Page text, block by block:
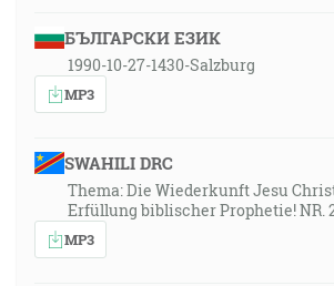
БЪЛГАРСКИ ЕЗИК
1990-10-27-1430-Salzburg
MP3
SWAHILI DRC
Thema: Die Wiederkunft Jesu
Erfüllung biblischer Prophetie! NR.
MP3